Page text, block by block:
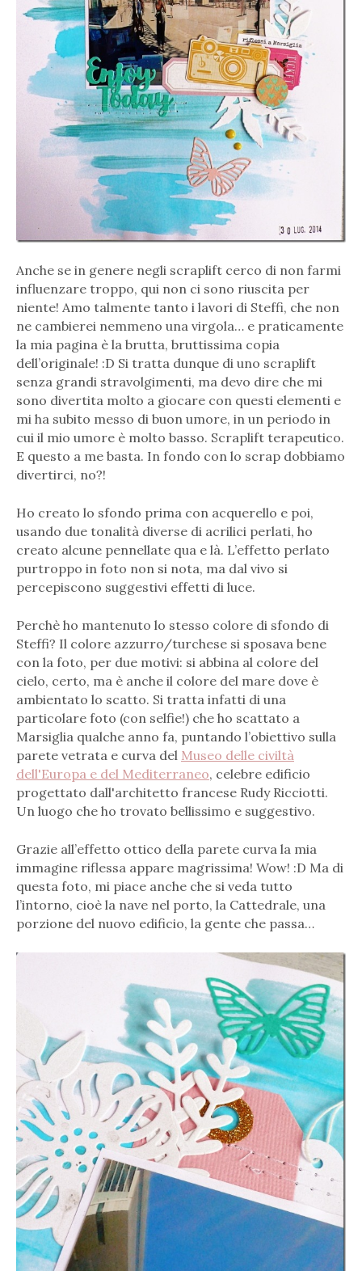
Anche se in genere negli scraplift cerco di non farmi
influenzare troppo, qui non ci sono riuscita per
niente! Amo talmente tanto i lavori di Steffi, che non
ne cambierei nemmeno una virgola… e praticamente
la mia pagina è la brutta, bruttissima copia
dell’originale! :D Si tratta dunque di uno scraplift
senza grandi stravolgimenti, ma devo dire che mi
sono divertita molto a giocare con questi elementi e
mi ha subito messo di buon umore, in un periodo in
cui il mio umore è molto basso. Scraplift terapeutico.
E questo a me basta. In fondo con lo scrap dobbiamo
divertirci, no?!
Ho creato lo sfondo prima con acquerello e poi,
usando due tonalità diverse di acrilici perlati, ho
creato alcune pennellate qua e là. L’effetto perlato
purtroppo in foto non si nota, ma dal vivo si
percepiscono suggestivi effetti di luce.
Perchè ho mantenuto lo stesso colore di sfondo di
Steffi? Il colore azzurro/turchese si sposava bene
con la foto, per due motivi: si abbina al colore del
cielo, certo, ma è anche il colore del mare dove è
ambientato lo scatto. Si tratta infatti di una
particolare foto (con selfie!) che ho scattato a
Marsiglia qualche anno fa, puntando l’obiettivo sulla
parete vetrata e curva del Museo delle civiltà
dell'Europa e del Mediterraneo, celebre edificio
progettato dall'architetto francese Rudy Ricciotti.
Un luogo che ho trovato bellissimo e suggestivo.
Grazie all’effetto ottico della parete curva la mia
immagine riflessa appare magrissima! Wow! :D Ma di
questa foto, mi piace anche che si veda tutto
l’intorno, cioè la nave nel porto, la Cattedrale, una
porzione del nuovo edificio, la gente che passa…